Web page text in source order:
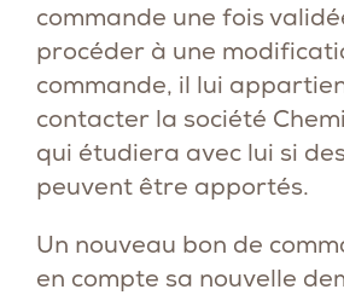
commande une fois
procéder à une
commande, il lui
contacter la société
qui étudiera avec lui si
peuvent être apportés.
Un nouveau bon de
en compte sa nouvelle